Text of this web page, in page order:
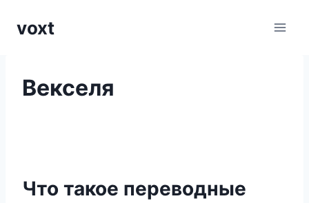
voxt
Векселя
Что такое переводные